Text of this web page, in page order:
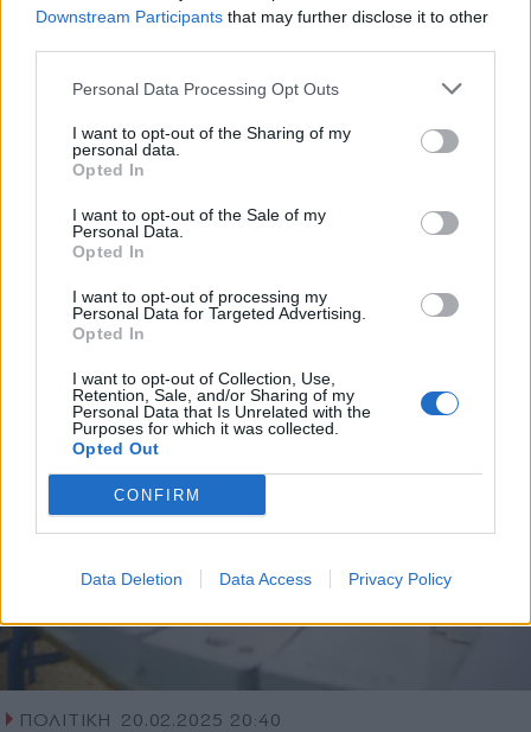
Downstream Participants that may further disclose it to other
Personal Data Processing Opt Outs
I want to opt-out of the Sharing of my
personal data.
Opted In
I want to opt-out of the Sale of my
Personal Data.
Opted In
I want to opt-out of processing my
Personal Data for Targeted Advertising.
Opted In
I want to opt-out of Collection, Use,
Retention, Sale, and/or Sharing of my
Personal Data that Is Unrelated with the
Purposes for which it was collected.
Opted Out
CONFIRM
Data Deletion Data Access Privacy Policy
ΠΟΛΙΤΙΚΗ 24.01.2025 14:32
Φαναράς: Απευθείας οι μετακινήσεις των
αντισυστημικών δυνάμεων Αριστερά και
Δεξιά, χωρίς το Κέντρο να είναι buffer
ΠΟΛΙΤΙΚΗ
20.02.2025 20:40
Εγγραφή στο newsletter
Αποδέχομαι τους
και την πολιτική απορρήτου
X